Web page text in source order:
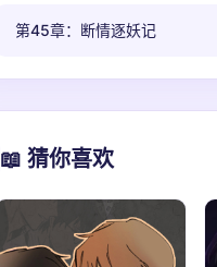
第45章：断情逐妖记
📖 猜你喜欢